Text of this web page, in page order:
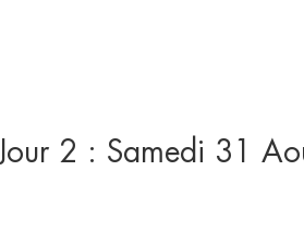
Jour 2 : Samedi 31